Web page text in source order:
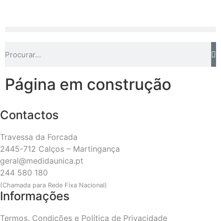
Página em construção
Contactos
Travessa da Forcada
2445-712 Calços – Martingança
geral@medidaunica.pt
244 580 180
(Chamada para Rede Fixa Nacional)
Informações
Termos, Condições e Política de Privacidade